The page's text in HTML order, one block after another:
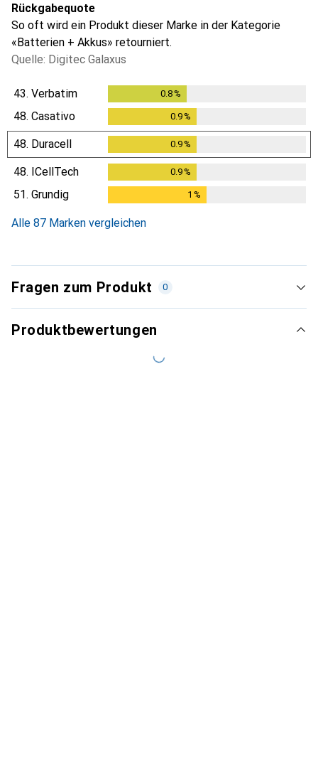
Rückgabequote
So oft wird ein Produkt dieser Marke in der Kategorie
«Batterien + Akkus» retourniert.
Quelle: Digitec Galaxus
43. Verbatim 0.8 %
48. Casativo 0.9%
48. Duracell 0.9%
48. ICellTech 0.9%
51. Grundig 1 %
Alle 87 Marken vergleichen
Fragen zum Produkt 0
Produktbewertungen